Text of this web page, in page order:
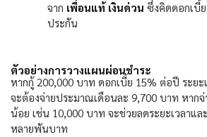
จาก เพื่อนแท้ เงินด่วน ซึ่งคิดดอกเบี้
ประกัน
ตัวอย่างการวางแผนผ่อนชำระ
หากกู้ 200,000 บาท ดอกเบี้ย 15% ต่อปี ระยะ
จะต้องจ่ายประมาณเดือนละ 9,700 บาท หากจ่
น้อย เช่น 10,000 บาท จะช่วยลดระยะเวลาแล
หลายพันบาท